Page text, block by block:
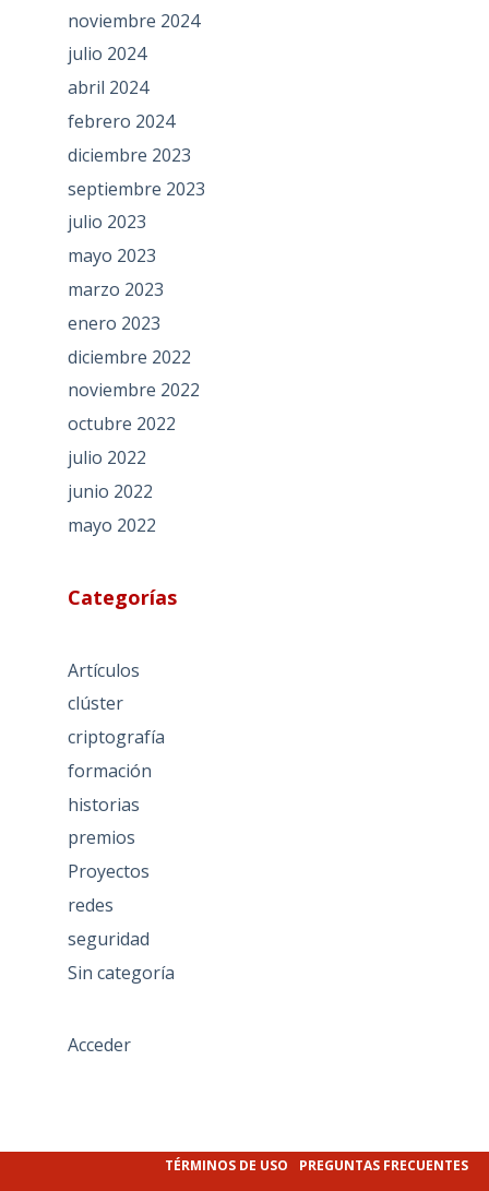
noviembre 2024
julio 2024
abril 2024
febrero 2024
diciembre 2023
septiembre 2023
julio 2023
mayo 2023
marzo 2023
enero 2023
diciembre 2022
noviembre 2022
octubre 2022
julio 2022
junio 2022
mayo 2022
Categorías
Artículos
clúster
criptografía
formación
historias
premios
Proyectos
redes
seguridad
Sin categoría
Acceder
TÉRMINOS DE USO PREGUNTAS FRECUENTES